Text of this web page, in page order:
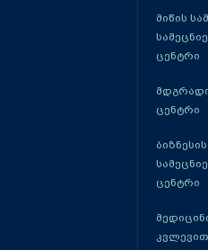
მიწის
ცენტრი
ცენტრი
ცენტრი